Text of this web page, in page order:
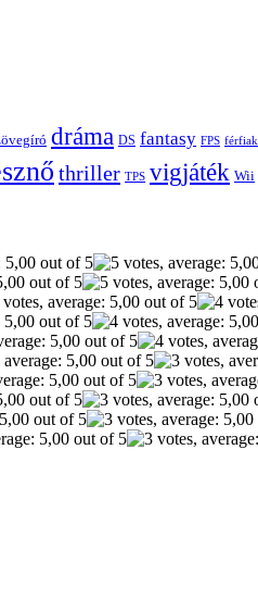
dráma DS fantasy FPS férfiak
thriller TPS vigjáték Wii